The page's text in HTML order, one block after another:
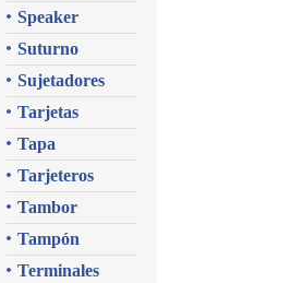
Speaker
Suturno
Sujetadores
Tarjetas
Tapa
Tarjeteros
Tambor
Tampón
Terminales